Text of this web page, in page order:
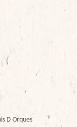
D Orques